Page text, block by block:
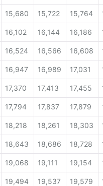
15,680 15,722 15,764
16,102 16,144 16,186
16,524 16,566 16,608
16,947 16,989 17,031
17,370 17,413 17,455
17,794 17,837 17,879
18,218 18,261 18,303
18,643 18,686 18,728
19,068 19,111 19,154
19,494 19,537 19,579